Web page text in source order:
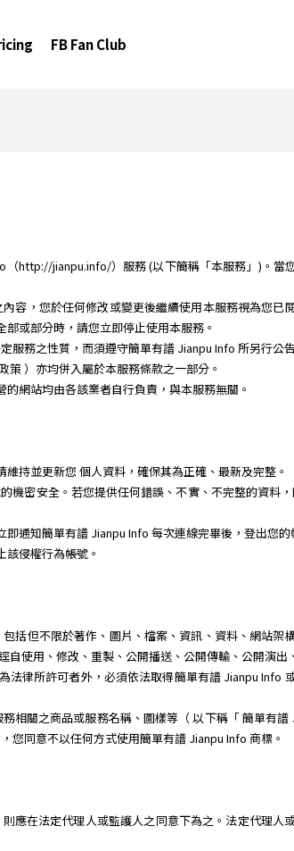
FB Fan Club
http://jianpu.info/）服務 (以下簡稱「本服務」)。當
容，您於任何修改或變更後繼續使用本服務視為您
或部分時，請您立即停止使用本服務。
服務之性質，而須遵守簡單有譜 Jianpu Info 所另行公
）亦均併入屬於本服務條款之一部分。
網站均由各該業者自行負責，與本服務無關。
持並更新您 個人資料，確保其為正確、最新及完整。
機密安全。若您提供任何錯誤、不實、不完整的資料
通知簡單有譜 Jianpu Info 每次連線完畢後，登出您的
侵權行為帳號。
括但不限於著作、圖片、檔案、資訊、資料、網站
使用、修改、重製、公開播送、公開傳輸、公開演
律所許可者外，必須依法取得簡單有譜 Jianpu Info
相關之商品或服務名稱、圖樣等（ 以下稱「 簡單有
您同意不以任何方式使用簡單有譜 Jianpu Info 商標。
應在法定代理人或監護人之同意下為之。法定代理